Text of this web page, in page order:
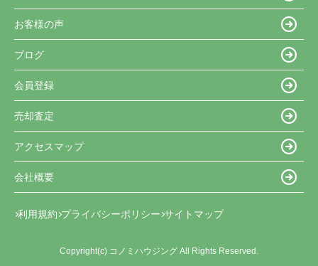
お客様の声
ブログ
会員登録
売却査定
アクセスマップ
会社概要
利用規約 プライバシーポリシー サイトマップ
Copyright(c) コノミハウジング All Rights Reserved.